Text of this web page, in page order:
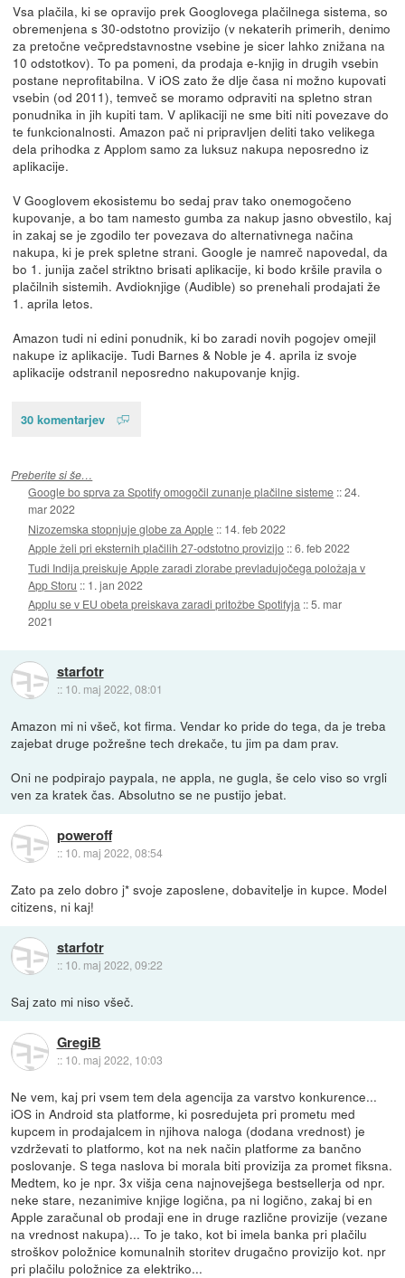
Vsa plačila, ki se opravijo prek Googlovega plačilnega sistema, so
obremenjena s 30-odstotno provizijo (v nekaterih primerih, denimo
za pretočne večpredstavnostne vsebine je sicer lahko znižana na
10 odstotkov). To pa pomeni, da prodaja e-knjig in drugih vsebin
postane neprofitabilna. V iOS zato že dlje časa ni možno kupovati
vsebin (od 2011), temveč se moramo odpraviti na spletno stran
ponudnika in jih kupiti tam. V aplikaciji ne sme biti niti povezave do
te funkcionalnosti. Amazon pač ni pripravljen deliti tako velikega
dela prihodka z Applom samo za luksuz nakupa neposredno iz
aplikacije.
V Googlovem ekosistemu bo sedaj prav tako onemogočeno
kupovanje, a bo tam namesto gumba za nakup jasno obvestilo, kaj
in zakaj se je zgodilo ter povezava do alternativnega načina
nakupa, ki je prek spletne strani. Google je namreč napovedal, da
bo 1. junija začel striktno brisati aplikacije, ki bodo kršile pravila o
plačilnih sistemih. Avdioknjige (Audible) so prenehali prodajati že
1. aprila letos.
Amazon tudi ni edini ponudnik, ki bo zaradi novih pogojev omejil
nakupe iz aplikacije. Tudi Barnes & Noble je 4. aprila iz svoje
aplikacije odstranil neposredno nakupovanje knjig.
30 komentarjev
Preberite si še…
Google bo sprva za Spotify omogočil zunanje plačilne sisteme ::24.
mar 2022
Nizozemska stopnjuje globe za Apple :: 14. feb 2022
Apple želi pri eksternih plačilih 27-odstotno provizijo ::6. feb 2022
Tudi Indija preiskuje Apple zaradi zlorabe prevladujočega položaja v
App Storu :: 1. jan 2022
Applu se v EU obeta preiskava zaradi pritožbe Spotifyja ::5. mar
2021
starfotr
:: 10. maj 2022, 08:01
Amazon mi ni všeč, kot firma. Vendar ko pride do tega, da je treba
zajebat druge požrešne tech drekače, tu jim pa dam prav.
Oni ne podpirajo paypala, ne appla, ne gugla, še celo viso so vrgli
ven za kratek čas. Absolutno se ne pustijo jebat.
poweroff
:: 10. maj 2022, 08:54
Zato pa zelo dobro j* svoje zaposlene, dobavitelje in kupce. Model
citizens, ni kaj!
starfotr
:: 10. maj 2022, 09:22
Saj zato mi niso všeč.
GregiB
:: 10. maj 2022, 10:03
Ne vem, kaj pri vsem tem dela agencija za varstvo konkurence...
iOS in Android sta platforme, ki posredujeta pri prometu med
kupcem in prodajalcem in njihova naloga (dodana vrednost) je
vzdrževati to platformo, kot na nek način platforme za bančno
poslovanje. S tega naslova bi morala biti provizija za promet fiksna.
Medtem, ko je npr. 3x višja cena najnovejšega bestsellerja od npr.
neke stare, nezanimive knjige logična, pa ni logično, zakaj bi en
Apple zaračunal ob prodaji ene in druge različne provizije (vezane
na vrednost nakupa)... To je tako, kot bi imela banka pri plačilu
stroškov položnice komunalnih storitev drugačno provizijo kot. npr
pri plačilu položnice za elektriko...